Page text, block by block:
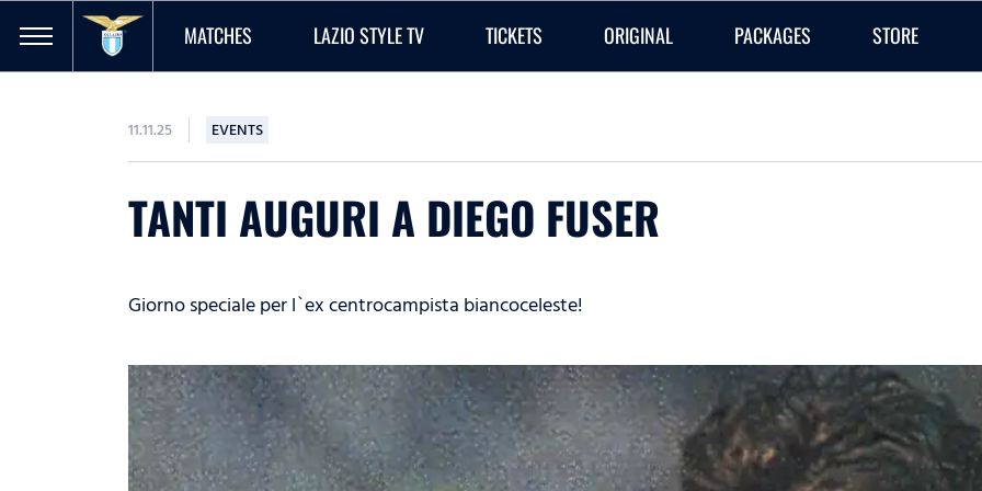
MATCHES LAZIO STYLE TV TICKETS ORIGINAL PACKAGES STORE
11.11.25 EVENTS
TANTI AUGURI A DIEGO FUSER
Giorno speciale per l`ex centrocampista biancoceleste!